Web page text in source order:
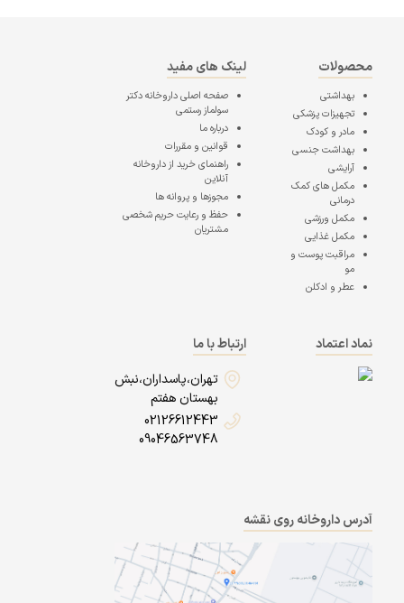
محصولات
بهداشتی
تجهیزات پزشکی
مادر و کودک
بهداشت جنسی
آرایشی
مکمل های کمک
درمانی
مکمل ورزشی
مکمل غذایی
مراقبت پوست و
مو
عطر و ادکلن
لینک های مفید
صفحه اصلیداروخانه دکتر
سولماز رستمی
درباره ما
قوانین و مقررات
راهنمای خرید از داروخانه
آنلاین
مجوزها و پروانه ها
حفظ و رعایت حریم شخصی
مشتریان
نماد اعتماد
ارتباط با ما
تهران،پاسداران،نبش
بهستان هفتم
02126612443
09046563748
آدرس داروخانه روی نقشه